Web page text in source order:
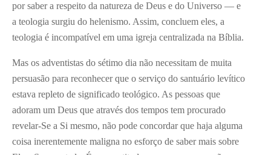
por saber a respeito da natureza de Deus e do Universo — e
a teologia surgiu do helenismo. Assim, concluem eles, a
teologia é incompatível em uma igreja centralizada na Bíblia.
Mas os adventistas do sétimo dia não necessitam de muita
persuasão para reconhecer que o serviço do santuário levítico
estava repleto de significado teológico. As pessoas que
adoram um Deus que através dos tempos tem procurado
revelar-Se a Si mesmo, não pode concordar que haja alguma
coisa inerentemente maligna no esforço de saber mais sobre